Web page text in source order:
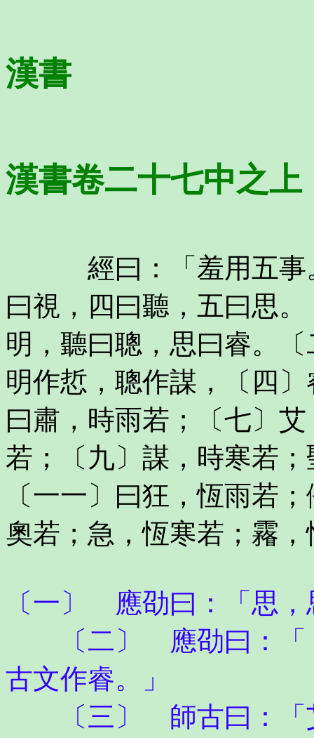
漢書
漢書卷二十七中之
經曰：「羞用五事。
曰視，四曰聽，五曰思
明，聽曰聰，思曰睿。
明作悊，聰作謀，〔四
曰肅，時雨若；〔七〕
若；〔九〕謀，時寒若
〔一一〕曰狂，恆雨若
奧若；急，恆寒若；霿
〔一〕 應劭曰：「思，
〔二〕 應劭曰：「〈
古文作睿。」
〔三〕 師古曰：「艾